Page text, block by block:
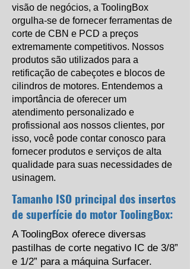
visão de negócios, a ToolingBox
orgulha-se de fornecer ferramentas de
corte de CBN e PCD a preços
extremamente competitivos. Nossos
produtos são utilizados para a
retificação de cabeçotes e blocos de
cilindros de motores. Entendemos a
importância de oferecer um
atendimento personalizado e
profissional aos nossos clientes, por
isso, você pode contar conosco para
fornecer produtos e serviços de alta
qualidade para suas necessidades de
usinagem.
Tamanho ISO principal dos insertos
de superfície do motor ToolingBox:
A ToolingBox oferece diversas
pastilhas de corte negativo IC de 3/8”
e 1/2” para a máquina Surfacer.